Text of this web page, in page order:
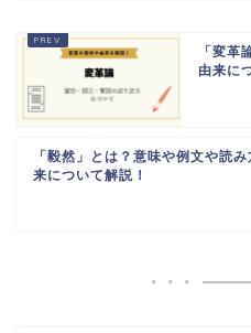
「変革
由来に
「毅然」とは？意味や例文や読
来について解説！